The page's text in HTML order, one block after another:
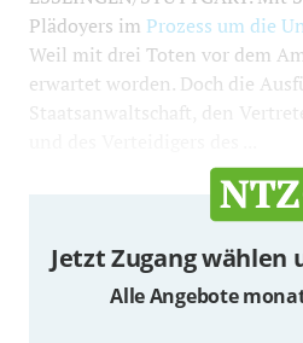
Plädoyers im Prozess um die
Weil mit drei Toten vor dem
erwartet worden. Doch die
Staatsanwaltschaft, den
Jetzt Zugang wählen
Alle Angebote